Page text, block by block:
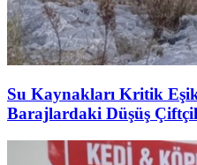
Su Kaynakları Kritik
Barajlardaki Düşüş